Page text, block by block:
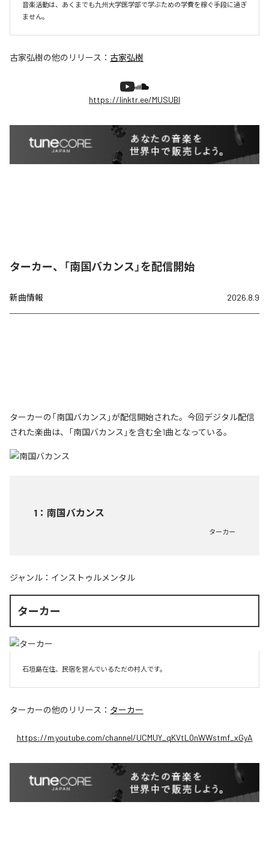
音楽活動は、あくまでも九州大学医学部で学ぶための学費を稼ぐ手段に過ぎ
ません。
古家弘樹の他のリリース： 古家弘樹
https://linktr.ee/MUSUBI
ターカー、「南国バカンス」を配信開始
新曲情報 2026.8.9
ターカーの「南国バカンス」が配信開始された。今回デジタル配信
された楽曲は、「南国バカンス」を含む全1曲となっている。
1 ： 南国バカンス
ターカー
ジャンル： インストゥルメンタル
ターカー
石垣島在住、民宿を営んでいるただの村人です。
ターカーの他のリリース： ターカー
https://m.youtube.com/channel/UCMUY_qKVtL0nWWstmf_xGyA